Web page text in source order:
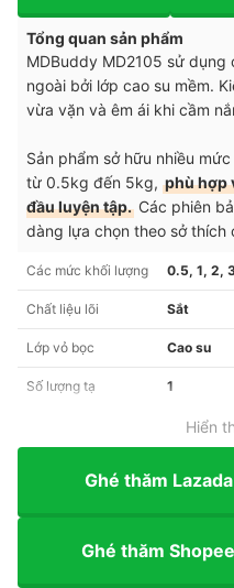
Tổng quan sản phẩm
MDBuddy MD2105 sử
ngoài bởi lớp cao su mềm.
vừa vặn và êm ái khi cầm
Sản phẩm sở hữu nhiều
từ 0.5kg đến 5kg, phù hợp
đầu luyện tập. Các phiên
dàng lựa chọn theo sở thích
Các mức khối lượng 0.5, 1, 2,
Chất liệu lõi Sắt
Lớp vỏ bọc Cao su
Số lượng tạ 1
Hiển
Ghé thăm
Ghé thăm